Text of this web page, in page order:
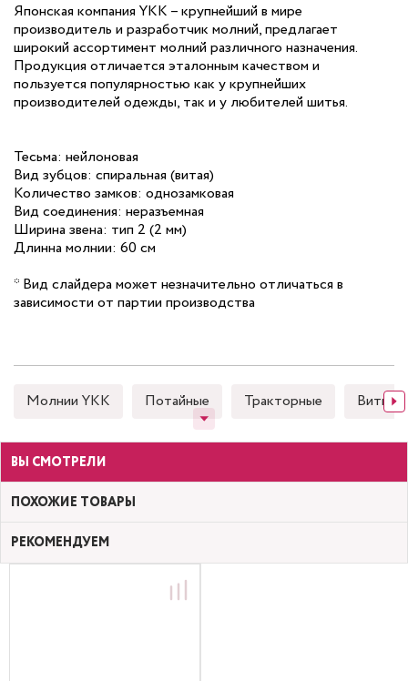
Японская компания YKK – крупнейший в мире
производитель и разработчик молний, предлагает
широкий ассортимент молний различного назначения.
Продукция отличается эталонным качеством и
пользуется популярностью как у крупнейших
производителей одежды, так и у любителей шитья.
Тесьма: нейлоновая
Вид зубцов: спиральная (витая)
Количество замков: однозамковая
Вид соединения: неразъемная
Ширина звена: тип 2 (2 мм)
Длинна молнии: 60 см
* Вид слайдера может незначительно отличаться в
зависимости от партии производства
Молнии YKK Потайные Тракторные Витые
ВЫ СМОТРЕЛИ
ПОХОЖИЕ ТОВАРЫ
РЕКОМЕНДУЕМ